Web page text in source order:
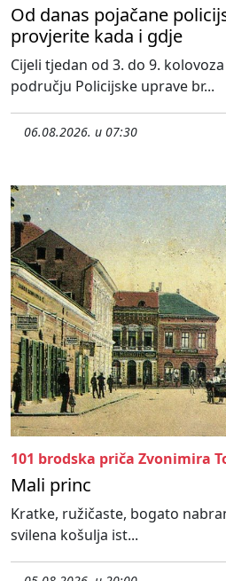
Od danas pojačane
provjerite kada i gdje
Cijeli tjedan od 3. do 9.
području Policijske uprave br...
06.08.2026. u 07:30
101 brodska priča Zvonimira
Mali princ
Kratke, ružičaste, bogato
svilena košulja ist...